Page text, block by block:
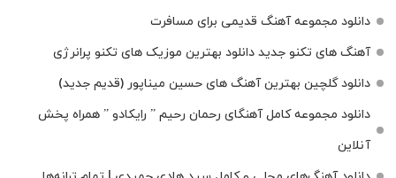
دانلود مجموعه آهنگ قدیمی برای مسافرت
آهنگ های تکنو جدید دانلود بهترین موزیک های تکنو پرانرژی
دانلود گلچین بهترین آهنگ های حسین میناپور (قدیم جدید)
دانلود مجموعه کامل آهنگای رحمان رحیم ” رایکادو ” همراه پخش
آنلاین